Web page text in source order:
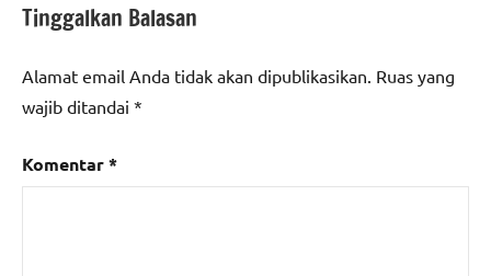
Tinggalkan Balasan
Alamat email Anda tidak akan dipublikasikan. Ruas yang
wajib ditandai *
Komentar*